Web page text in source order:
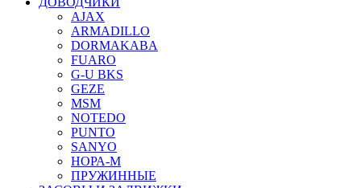
AJAX
ARMADILLO
DORMAKABA
FUARO
G-U BKS
GEZE
MSM
NOTEDO
PUNTO
SANYO
НОРА-М
ПРУЖИННЫЕ